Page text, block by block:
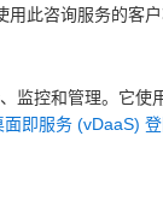
此咨询服务的客
监控和管理。它使
面即服务 (vDaaS)